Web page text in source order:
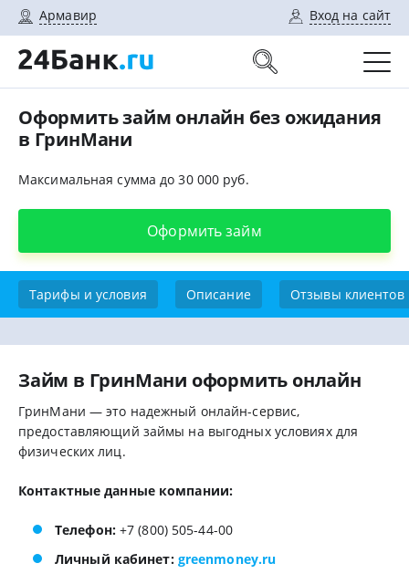
Армавир Вход на сайт
Оформить займ онлайн без ожидания
в ГринМани
Максимальная сумма до 30 000 руб.
Оформить займ
Тарифы и условия Описание Отзывы клиентов
Займ в ГринМани оформить онлайн
ГринМани — это надежный онлайн-сервис,
предоставляющий займы на выгодных условиях для
физических лиц.
Контактные данные компании:
Телефон:+7 (800) 505-44-00
Личный кабинет: greenmoney.ru